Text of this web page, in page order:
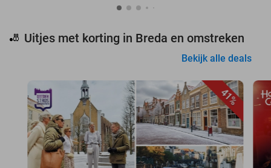
🎳 Uitjes met korting in Breda en omstreken
Bekijk alle deals
41%